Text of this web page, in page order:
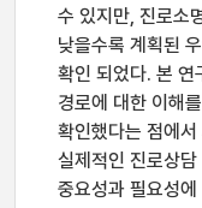
수 있지만, 진로소
낮을수록 계획된
확인 되었다. 본 연
경로에 대한 이해
확인했다는 점에
실제적인 진로상
중요성과 필요성